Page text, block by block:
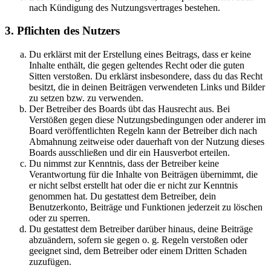
nach Kündigung des Nutzungsvertrages bestehen.
3. Pflichten des Nutzers
Du erklärst mit der Erstellung eines Beitrags, dass er keine
Inhalte enthält, die gegen geltendes Recht oder die guten
Sitten verstoßen. Du erklärst insbesondere, dass du das Recht
besitzt, die in deinen Beiträgen verwendeten Links und Bilder
zu setzen bzw. zu verwenden.
Der Betreiber des Boards übt das Hausrecht aus. Bei
Verstößen gegen diese Nutzungsbedingungen oder anderer im
Board veröffentlichten Regeln kann der Betreiber dich nach
Abmahnung zeitweise oder dauerhaft von der Nutzung dieses
Boards ausschließen und dir ein Hausverbot erteilen.
Du nimmst zur Kenntnis, dass der Betreiber keine
Verantwortung für die Inhalte von Beiträgen übernimmt, die
er nicht selbst erstellt hat oder die er nicht zur Kenntnis
genommen hat. Du gestattest dem Betreiber, dein
Benutzerkonto, Beiträge und Funktionen jederzeit zu löschen
oder zu sperren.
Du gestattest dem Betreiber darüber hinaus, deine Beiträge
abzuändern, sofern sie gegen o. g. Regeln verstoßen oder
geeignet sind, dem Betreiber oder einem Dritten Schaden
zuzufügen.